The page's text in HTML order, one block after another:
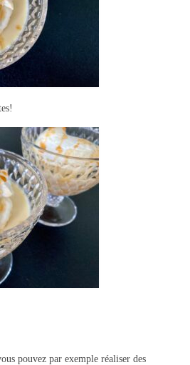
pouvez par exemple réaliser des